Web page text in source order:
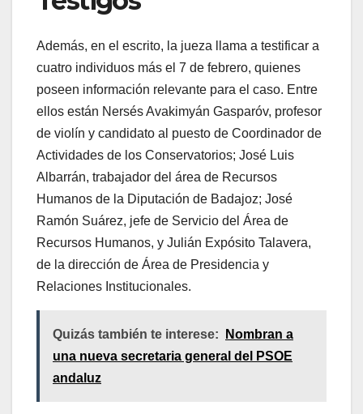
Además, en el escrito, la jueza llama a testificar a
cuatro individuos más el 7 de febrero, quienes
poseen información relevante para el caso. Entre
ellos están Nersés Avakimyán Gasparóv, profesor
de violín y candidato al puesto de Coordinador de
Actividades de los Conservatorios; José Luis
Albarrán, trabajador del área de Recursos
Humanos de la Diputación de Badajoz; José
Ramón Suárez, jefe de Servicio del Área de
Recursos Humanos, y Julián Expósito Talavera,
de la dirección de Área de Presidencia y
Relaciones Institucionales.
Quizás también te interese:
Nombran a
una nueva secretaria general del PSOE
andaluz